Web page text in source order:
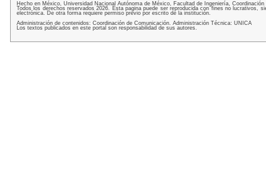
Hecho en México, Universidad Nacional Autónoma de México, Facultad de Ingeniería,
Todos los derechos reservados 2026. Esta pagina puede ser reproducida con fines no lucrativos,
electrónica. De otra forma requiere permiso previo por escrito de la institución.
Administración de contenidos: Coordinación de Comunicación. Administración Técnica: UNICA
Los textos publicados en este portal son responsabilidad de sus autores.